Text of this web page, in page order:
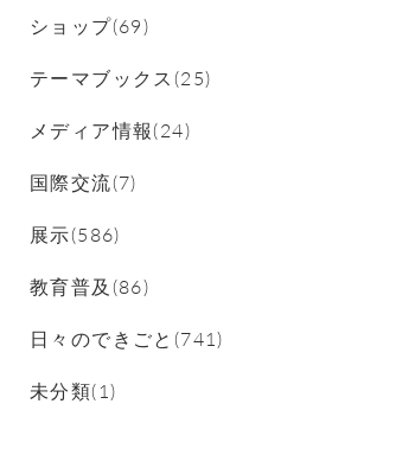
ショップ(69)
テーマブックス(25)
メディア情報(24)
国際交流(7)
展示(586)
教育普及(86)
日々のできごと(741)
未分類(1)